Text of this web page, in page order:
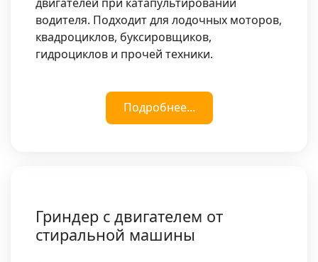
водителя. Подходит для лодочных моторов,
квадроциклов, буксировщиков,
гидроциклов и прочей техники.
Подробнее...
Гриндер с двигателем от
стиральной машины